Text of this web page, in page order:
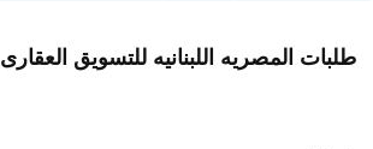
طلبات المصريه اللبنانيه للتسويق العقارى